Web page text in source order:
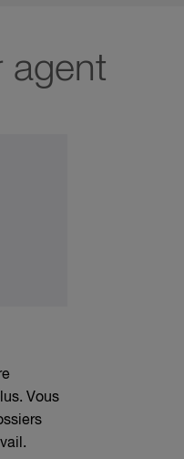
agent
Vous